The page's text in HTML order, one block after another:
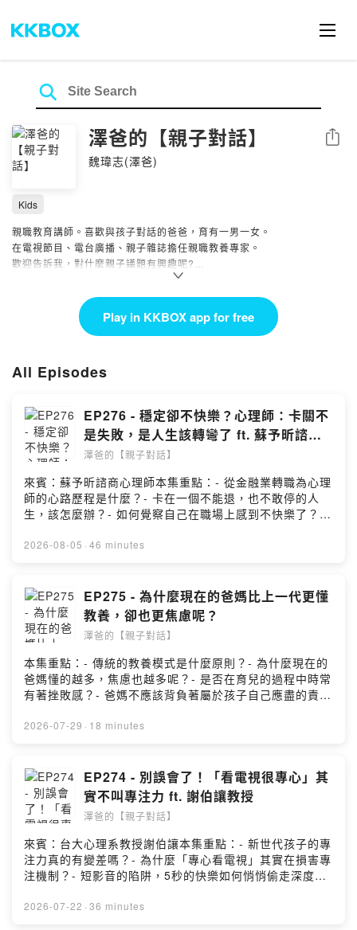
澤爸的【親子對話】
魏瑋志(澤爸)
Share
Kids
親職教育講師。喜歡與孩子對話的爸爸，育有一男一女。
在電視節目、電台廣播、親子雜誌擔任親職教養專家。
歡迎告訴我，對什麼親子議題有興趣呢?
FB/IG請搜尋:『澤爸:親職教育講師』-----
zebaparenting@gmail.com
Play in KKBOX app for free
All Episodes
EP276 - 穩定卻不快樂？心理師：卡關不
是失敗，是人生該轉彎了 ft. 蘇予昕諮商
心理師
澤爸的【親子對話】
來賓：蘇予昕諮商心理師本集重點：- 從金融業轉職為心理
師的心路歷程是什麼？- 卡在一個不能退，也不敢停的人
生，該怎麼辦？- 如何覺察自己在職場上感到不快樂了？-
中的小事找到自由感，以及內心真實的流動- 生活中的小練
https://www.facebook.com/ZeBaParentingIG:
https://www.instagram.com/zebaparenting/合作洽談:
zebaparenting@gmail.comPowered by Firstory
Hosting
2026-08-05 · 46 minutes
EP275 - 為什麼現在的爸媽比上一代更懂
教養，卻也更焦慮呢？
澤爸的【親子對話】
本集重點：- 傳統的教養模式是什麼原則？- 為什麼現在的
爸媽懂的越多，焦慮也越多呢？- 是否在育兒的過程中時常
有著挫敗感？- 爸媽不應該背負著屬於孩子自己應盡的責
到澤爸(魏瑋志，親職教育講師)呢?FB:
zebaparenting@gmail.comPowered by Firstory
Hosting
2026-07-29 · 18 minutes
EP274 - 別誤會了！「看電視很專心」其
實不叫專注力 ft. 謝伯讓教授
澤爸的【親子對話】
來賓：台大心理系教授謝伯讓本集重點：- 新世代孩子的專
注力真的有變差嗎？- 為什麼「專心看電視」其實在損害專
注機制？- 短影音的陷阱，5秒的快樂如何悄悄偷走深度思
背單字能聽歌嗎？解析大腦的「背景音」極限。---💡好書
2026-07-22 · 36 minutes